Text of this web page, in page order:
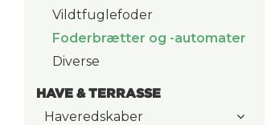
Vildtfuglefoder
Foderbrætter og -automater
Diverse
HAVE & TERRASSE
Haveredskaber